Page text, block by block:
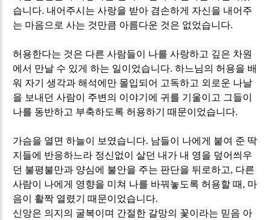
습니다. 내어주시는 사랑을 받아 겸손하게 자신을 내어주
는 마음으로 사는 것만큼 아름다운 것은 없었습니다.
허용한다는 것은 다른 사람들이 나를 사랑하고 깊은 차원
에서 만날 수 있게 하는 일이었습니다.하느님의 허용을 배
워 자기 생각과 해석에만 몰입되어 고독하고 외로운 나날
을 보내던 사람이 주변의 이야기에 귀를 기울이고 그들이
나를 동반하고 부축하도록 허용하기 때문이었습니다.
가슴을 열면 하늘이 보였습니다. 남들이 나에게 붙여 준 딱
지들에 반응하느라 정신없이 살던 내가 내 영을 덮어씌우
던 불평불만과 양심에 불안을 주는 판단을 뒤로하고, 다른
사람이 나에게 영향을 미쳐 나를 바꿔놓도록 허용할 때 , 마
음이 활짝 열렸기 때문이었습니다.
신앙은 의지의 굴복이며 간절한 갈망의 꽃이라는 믿음 아